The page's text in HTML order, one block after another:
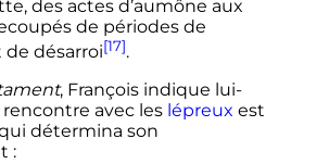
des actes d’aumône aux
de périodes de
désarroi[17].
, François indique lui-
avec les lépreux est
détermina son
: